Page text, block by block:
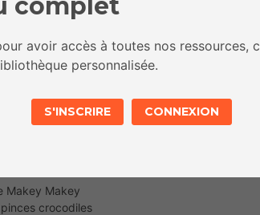
le Makey-Makey
Makey Makey
crocodiles
complet
avoir accès à toutes nos ressources,
personnalisée.
S'INSCRIRE CONNEXION